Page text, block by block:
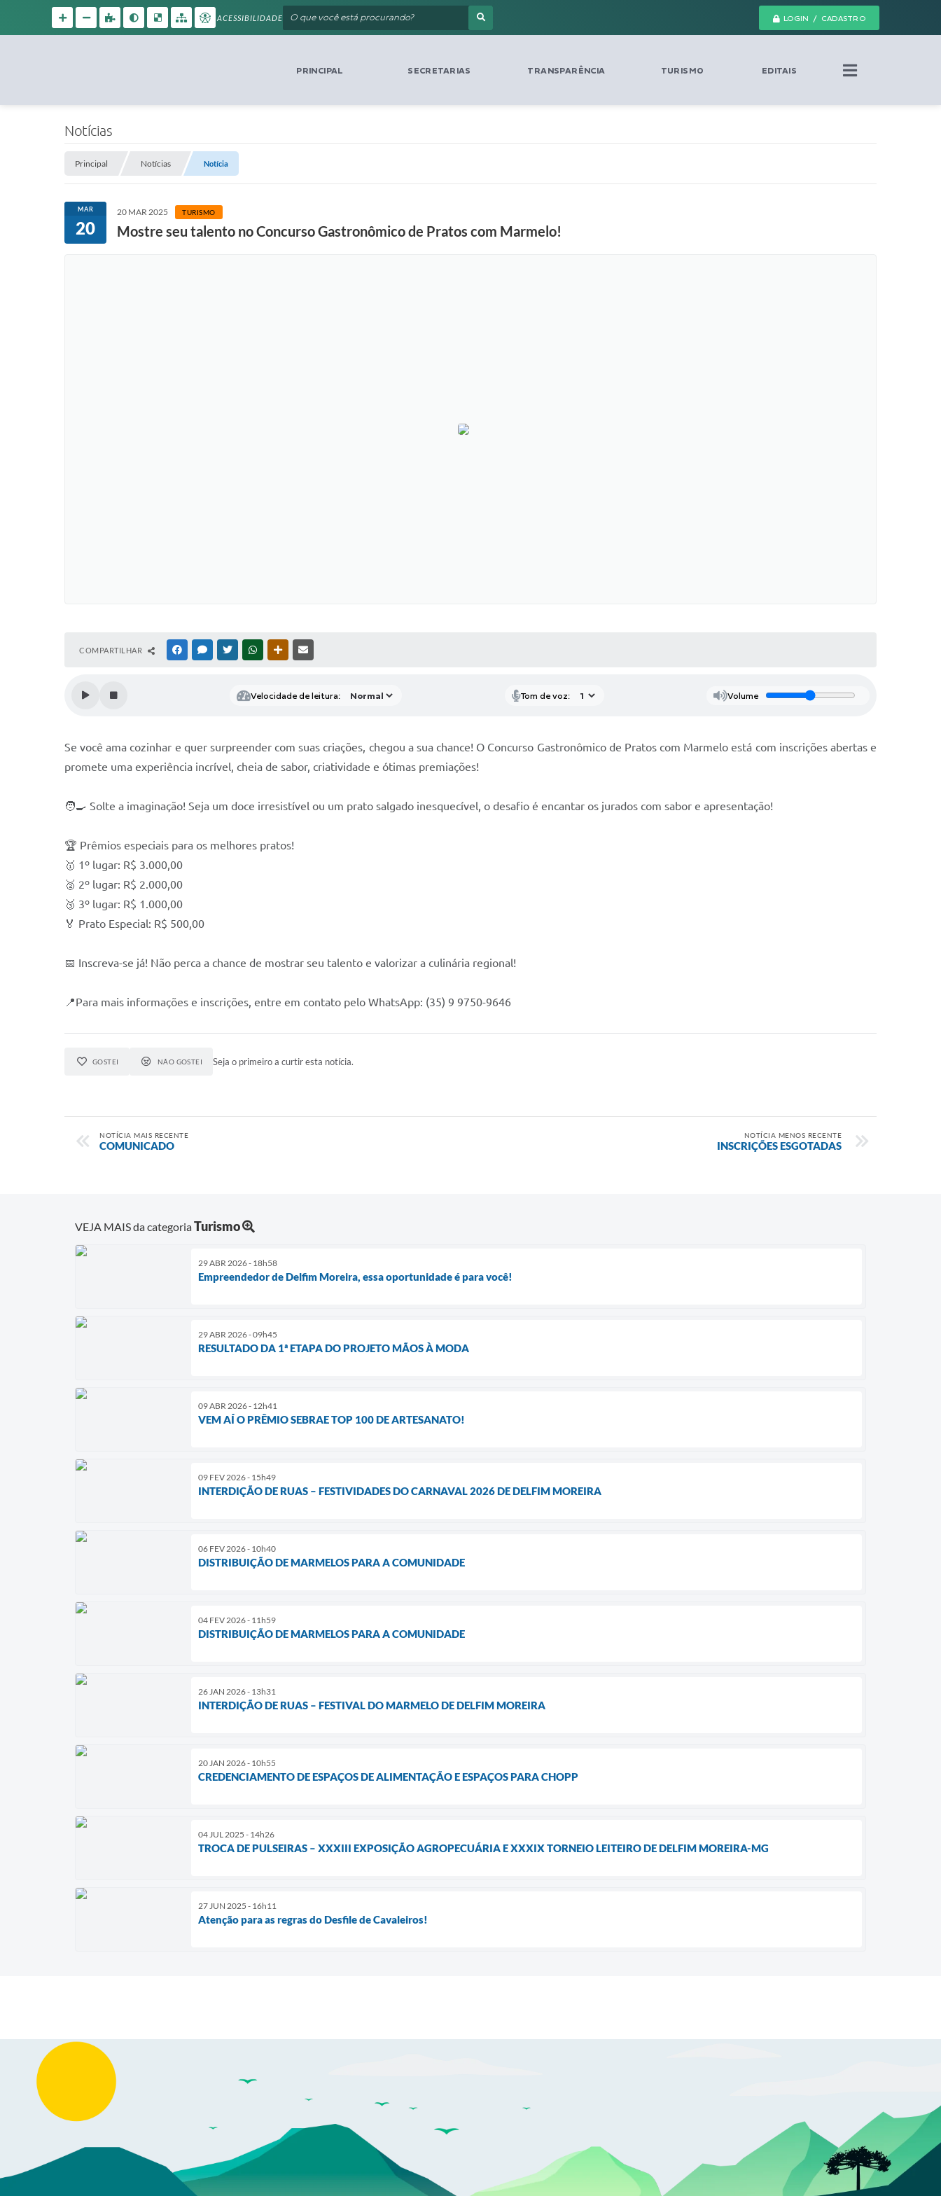
LOGIN / CADASTRO
ACESSIBILIDADE
PRINCIPAL SECRETARIAS TRANSPARÊNCIA TURISMO EDITAIS
Notícias
Principal Notícias Notícia
MAR
20
20 MAR 2025 TURISMO
Mostre seu talento no Concurso Gastronômico de Pratos com Marmelo!
COMPARTILHAR FACEBOOKMESSENGER
TWITTERWHATSAPPOUTRAS MÍDIAS
Velocidade de leitura: Tom de voz: Volume
Se você ama cozinhar e quer surpreender com suas criações, chegou a sua chance! O Concurso Gastronômico de Pratos com Marmelo está com inscrições abertas e
promete uma experiência incrível, cheia de sabor, criatividade e ótimas premiações!
🧑‍🍳 Solte a imaginação! Seja um doce irresistível ou um prato salgado inesquecível, o desafio é encantar os jurados com sabor e apresentação!
🏆 Prêmios especiais para os melhores pratos!
🥇 1º lugar: R$ 3.000,00
🥈 2º lugar: R$ 2.000,00
🥉 3º lugar: R$ 1.000,00
🏅 Prato Especial: R$ 500,00
📅 Inscreva-se já! Não perca a chance de mostrar seu talento e valorizar a culinária regional!
📍Para mais informações e inscrições, entre em contato pelo WhatsApp: (35) 9 9750-9646
GOSTEI NÃO GOSTEI Seja o primeiro a curtir esta notícia.
NOTÍCIA MAIS RECENTE
COMUNICADO
NOTÍCIA MENOS RECENTE
INSCRIÇÕES ESGOTADAS
VEJA MAIS da categoriaTurismo
29 ABR 2026 - 18h58
Empreendedor de Delfim Moreira, essa oportunidade é para você!
29 ABR 2026 - 09h45
RESULTADO DA 1ª ETAPA DO PROJETO MÃOS À MODA
09 ABR 2026 - 12h41
VEM AÍ O PRÊMIO SEBRAE TOP 100 DE ARTESANATO!
09 FEV 2026 - 15h49
INTERDIÇÃO DE RUAS – FESTIVIDADES DO CARNAVAL 2026 DE DELFIM MOREIRA
06 FEV 2026 - 10h40
DISTRIBUIÇÃO DE MARMELOS PARA A COMUNIDADE
04 FEV 2026 - 11h59
DISTRIBUIÇÃO DE MARMELOS PARA A COMUNIDADE
26 JAN 2026 - 13h31
INTERDIÇÃO DE RUAS – FESTIVAL DO MARMELO DE DELFIM MOREIRA
20 JAN 2026 - 10h55
CREDENCIAMENTO DE ESPAÇOS DE ALIMENTAÇÃO E ESPAÇOS PARA CHOPP
04 JUL 2025 - 14h26
TROCA DE PULSEIRAS – XXXIII EXPOSIÇÃO AGROPECUÁRIA E XXXIX TORNEIO LEITEIRO DE DELFIM MOREIRA-MG
27 JUN 2025 - 16h11
Atenção para as regras do Desfile de Cavaleiros!